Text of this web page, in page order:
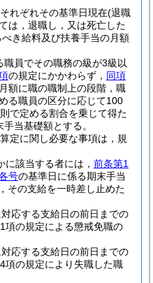
れぞれその基準日現在(退職
は，退職し，又は死亡した
き給料及び扶養手当の月額
員でその職務の級が3級以
の規定にかかわらず， 同項
額に職の職制上の段階，職
る職員の区分に応じて100
で定める割合を乗じて得た
手当基礎額とする。
定に関し必要な事項は，規
に該当する者には， 前条第1
号の基準日に係る期末手当
その支給を一時差し止めた
応する支給日の前日までの
項の規定による懲戒免職の
応する支給日の前日までの
項の規定により失職した職